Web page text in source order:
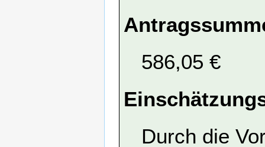
586,05 €
Durch die